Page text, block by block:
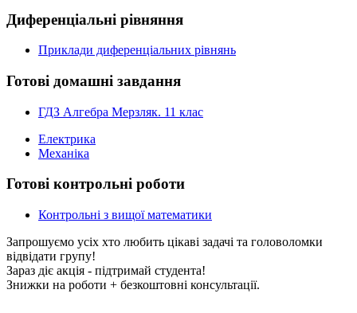
Диференціальні рівняння
Приклади диференціальних рівнянь
Готові домашні завдання
ГДЗ Алгебра Мерзляк. 11 клас
Електрика
Механіка
Готові контрольні роботи
Контрольні з вищої математики
Запрошуємо усіх хто любить цікаві задачі та головоломки
відвідати групу!
Зараз діє акція - підтримай студента!
Знижки на роботи + безкоштовні консультації.